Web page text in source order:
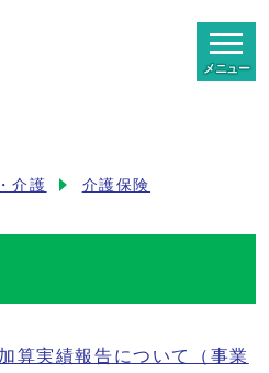
メニュー
介護 介護保険
算実績報告について（事業